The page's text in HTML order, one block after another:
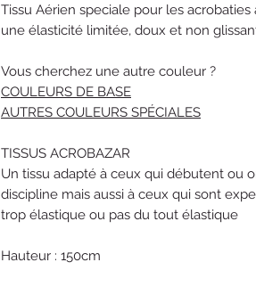
Tissu Aérien speciale pour les
une élasticité limitée, doux et non
Vous cherchez une autre couleur ?
COULEURS DE BASE
AUTRES COULEURS SPÉCIALES
TISSUS ACROBAZAR
Un tissu adapté à ceux qui débutent ou
discipline mais aussi à ceux qui sont
trop élastique ou pas du tout élastique
Hauteur : 150cm